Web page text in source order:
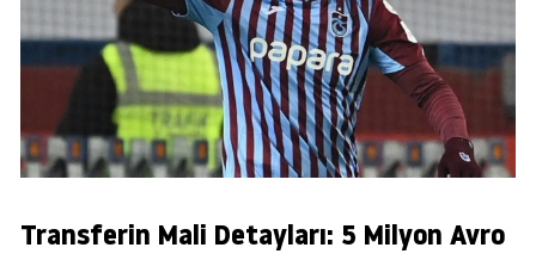
Transferin Mali Detayları: 5 Milyon Avro